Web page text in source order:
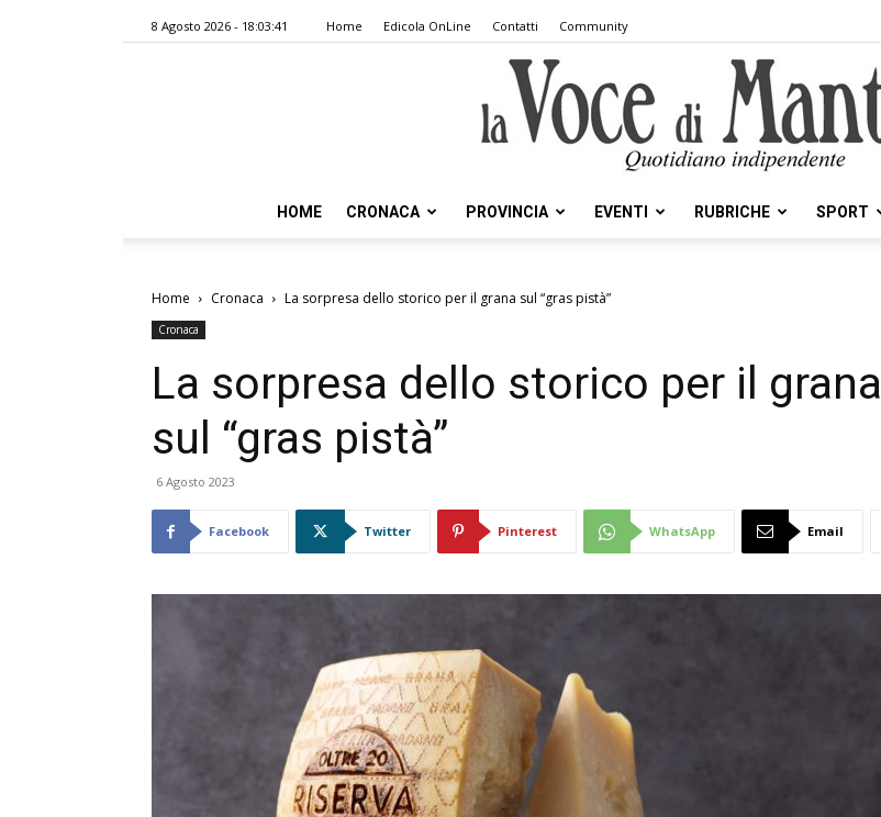
8 Agosto 2026 - 18:03:41 Home Edicola OnLine Contatti Community
Voce
HOME CRONACA PROVINCIA EVENTI RUBRICHE SPORT
Home Cronaca La sorpresa dello storico per il grana sul “gras pistà”
Cronaca
La sorpresa dello storico per il grana
sul “gras pistà”
6 Agosto 2023
Facebook Twitter Pinterest WhatsApp Email